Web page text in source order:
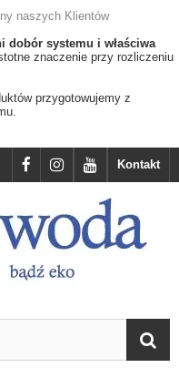
naszych Klientów
dobór systemu i właściwa
znaczenie przy rozliczeniu
przygotowujemy z
Kontakt